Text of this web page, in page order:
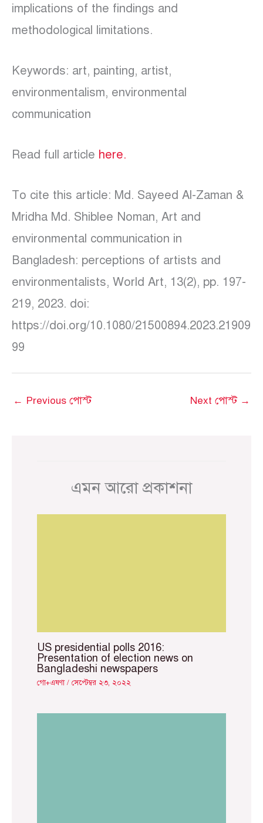
implications of the findings and
methodological limitations.
Keywords: art, painting, artist,
environmentalism, environmental
communication
Read full article here.
To cite this article: Md. Sayeed Al-Zaman &
Mridha Md. Shiblee Noman, Art and
environmental communication in
Bangladesh: perceptions of artists and
environmentalists, World Art, 13(2), pp. 197-
219, 2023. doi:
https://doi.org/10.1080/21500894.2023.21909
99
← Previous পোস্ট Next পোস্ট →
এমন আরো প্রকাশনা
US presidential polls 2016:
Presentation of election news on
Bangladeshi newspapers
গো+এষণা/সেপ্টেম্বর ২৩, ২০২২